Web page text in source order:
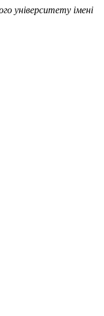
університету імені